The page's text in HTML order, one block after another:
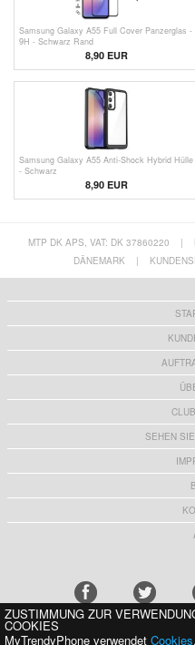
Samsung Galaxy A55 Full Cover Panzerglas -
9H - Schwarz Rand
8,90 EUR
Samsung Galaxy A55 Anti-Shock Hybrid Hülle
- Schwarz
8,90 EUR
MTP DK APS, VAT: DK 37860220 |
DÄNEMARK
|
SEHEN
ZUSTIMMUNG ZUR
COOKIES
MyTrendyPhone verwendet Cookies